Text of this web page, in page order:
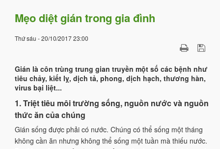
Mẹo diệt gián trong gia đình
Thứ sáu - 20/10/2017 23:00
Gián là côn trùng trung gian truyền một số các bệnh như
tiêu chảy, kiết lỵ, dịch tả, phong, dịch hạch, thương hàn,
virus bại liệt...
1. Triệt tiêu môi trường sống, nguồn nước và nguồn
thức ăn của chúng
Gián sống được phải có nước. Chúng có thể sống một tháng
không cần ăn nhưng không thể sống một tuần mà thiếu nước.